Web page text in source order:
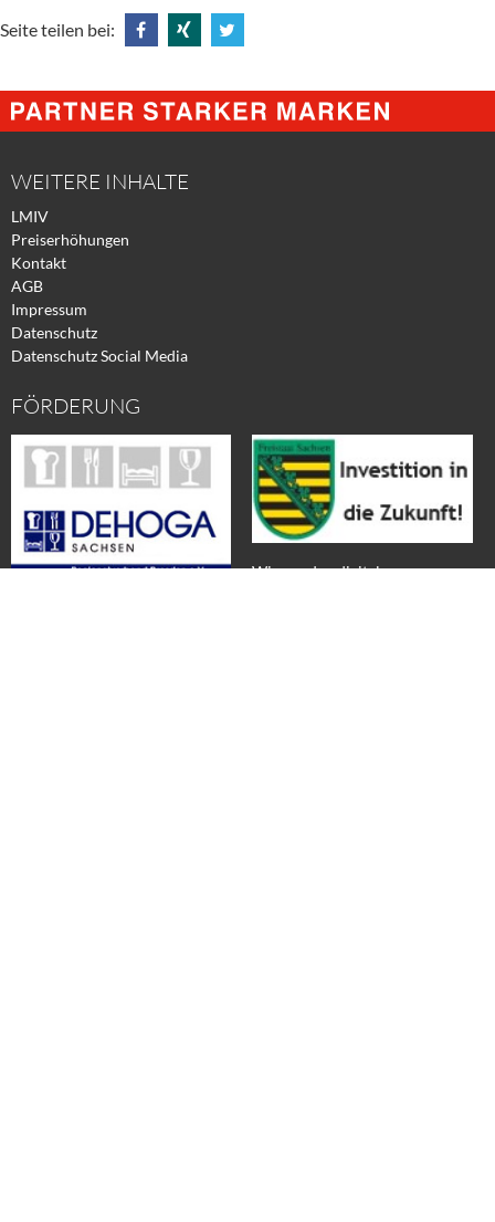
Seite teilen bei:
@
Facebook
@
Xing
@
Twitter
WEITERE INHALTE
LMIV
Preiserhöhungen
Kontakt
AGB
Impressum
Datenschutz
Datenschutz Social Media
FÖRDERUNG
Wir werden digital